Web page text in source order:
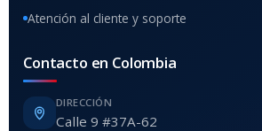
Atención al cliente y soporte
Contacto en Colombia
DIRECCIÓN
Calle 9 #37A-62